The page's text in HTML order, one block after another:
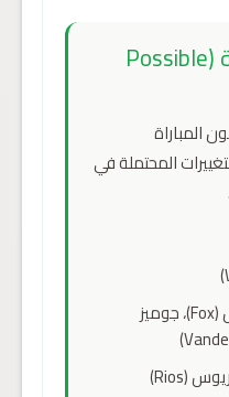
التشكيلات المحتملة (Possible
المباراة
المحتملة في
جياي (Giaiy)، فوكس (Fox)، جوميز